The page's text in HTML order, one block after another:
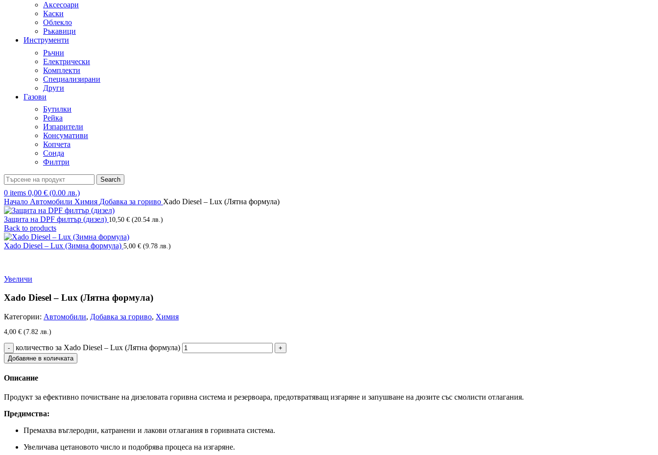
Аксесоари
Каски
Облекло
Ръкавици
Инструменти
Ръчни
Електрически
Комплекти
Специализирани
Други
Газови
Бутилки
Рейка
Изпарители
Консумативи
Копчета
Сонда
Филтри
Search
0 items 0,00 € (0.00 лв.)
Начало Автомобили Химия Добавка за гориво Xado Diesel – Lux (Лятна формула)
Защита на DPF филтър (дизел) 10,50 € (20.54 лв.)
Back to products
Xado Diesel – Lux (Зимна формула) 5,00 € (9.78 лв.)
Увеличи
Xado Diesel – Lux (Лятна формула)
Категории: Автомобили, Добавка за гориво, Химия
4,00 € (7.82 лв.)
количество за Xado Diesel – Lux (Лятна формула)
Добавяне в количката
Описание
Продукт за ефективно почистване на дизеловата горивна система и резервоара, предотвратяващ изгаряне и запушване на дюзите със смолисти отлагания.
Предимства:
Премахва въглеродни, катранени и лакови отлагания в горивната система.
Увеличава цетановото число и подобрява процеса на изгаряне.